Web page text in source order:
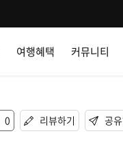
여행혜택 커뮤니티
0 리뷰하기 공